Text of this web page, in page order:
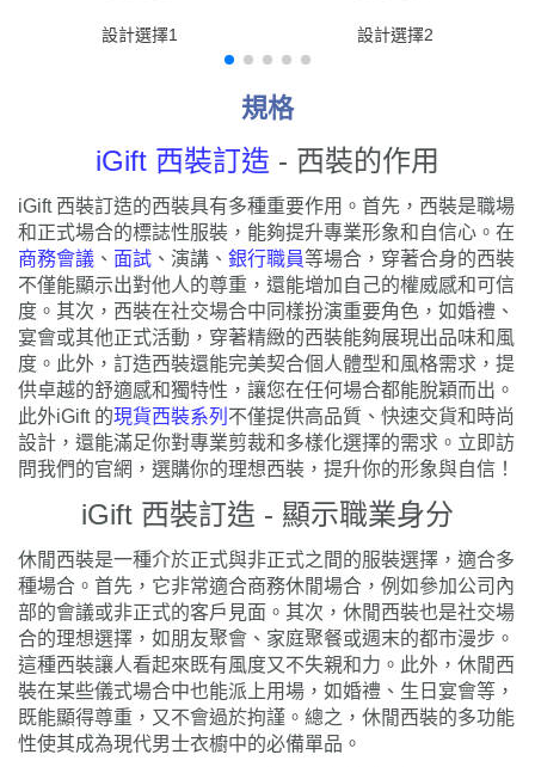
設計選擇1 設計選擇2
規格
iGift 西裝訂造 - 西裝的作用
iGift 西裝訂造的西裝具有多種重要作用。首先，西裝是職場
和正式場合的標誌性服裝，能夠提升專業形象和自信心。在
商務會議 、 面試 、演講、 銀行職員等場合，穿著合身的西裝
不僅能顯示出對他人的尊重，還能增加自己的權威感和可信
度。其次，西裝在社交場合中同樣扮演重要角色，如婚禮、
宴會或其他正式活動，穿著精緻的西裝能夠展現出品味和風
度。此外，訂造西裝還能完美契合個人體型和風格需求，提
供卓越的舒適感和獨特性，讓您在任何場合都能脫穎而出。
此外iGift 的現貨西裝系列 不僅提供高品質、快速交貨和時尚
設計，還能滿足你對專業剪裁和多樣化選擇的需求。立即訪
問我們的官網，選購你的理想西裝，提升你的形象與自信！
iGift 西裝訂造 - 顯示職業身分
休閒西裝是一種介於正式與非正式之間的服裝選擇，適合多
種場合。首先，它非常適合商務休閒場合，例如參加公司內
部的會議或非正式的客戶見面。其次，休閒西裝也是社交場
合的理想選擇，如朋友聚會、家庭聚餐或週末的都市漫步。
這種西裝讓人看起來既有風度又不失親和力。此外，休閒西
裝在某些儀式場合中也能派上用場，如婚禮、生日宴會等，
既能顯得尊重，又不會過於拘謹。總之，休閒西裝的多功能
性使其成為現代男士衣櫥中的必備單品。